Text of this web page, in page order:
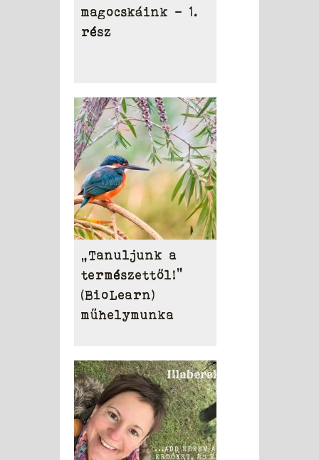
magocskáink – 1.
rész
„Tanuljunk a
természettől!”
(BioLearn)
műhelymunka